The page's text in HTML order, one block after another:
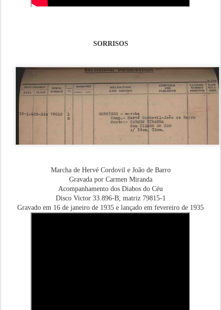
SORRISOS
Marcha de Hervé Cordovil e João de Barro
Gravada por Carmen Miranda
Acompanhamento dos Diabos do Céu
Disco Victor 33.896-B, matriz 79815-1
Gravado em 16 de janeiro de 1935 e lançado em fevereiro de 1935